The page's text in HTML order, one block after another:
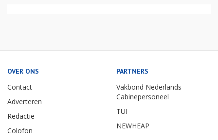
OVER ONS
Contact
Adverteren
Redactie
Colofon
PARTNERS
Vakbond Nederlands
Cabinepersoneel
TUI
NEWHEAP